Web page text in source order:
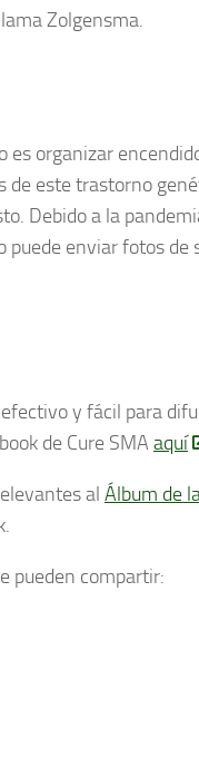
Zolgensma.
organizar
este trastorno
Debido a la
puede enviar fotos de
y fácil para
de Cure SMA aquí
al Álbum de
pueden compartir: